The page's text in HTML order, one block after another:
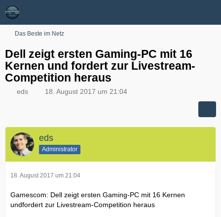
Das Beste im Netz
Dell zeigt ersten Gaming-PC mit 16
Kernen und fordert zur Livestream-
Competition heraus
eds 18. August 2017 um 21:04
eds
Administrator
18. August 2017 um 21:04
Gamescom: Dell zeigt ersten Gaming-PC mit 16 Kernen
undfordert zur Livestream-Competition heraus